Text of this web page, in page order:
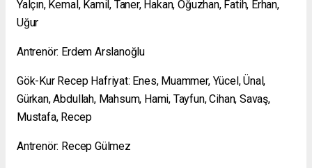
Yalçın, Kemal, Kamil, Taner, Hakan, Oğuzhan, Fatih, Erhan,
Uğur
Antrenör: Erdem Arslanoğlu
Gök-Kur Recep Hafriyat: Enes, Muammer, Yücel, Ünal,
Gürkan, Abdullah, Mahsum, Hami, Tayfun, Cihan, Savaş,
Mustafa, Recep
Antrenör: Recep Gülmez